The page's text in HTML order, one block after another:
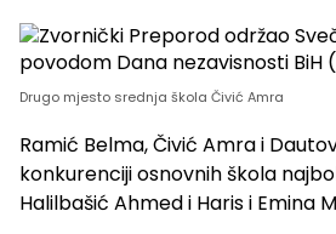
Drugo mjesto srednja škola Čivić Amra
Ramić Belma, Čivić Amra i
konkurenciji osnovnih škola
Halilbašić Ahmed i Haris i Emina